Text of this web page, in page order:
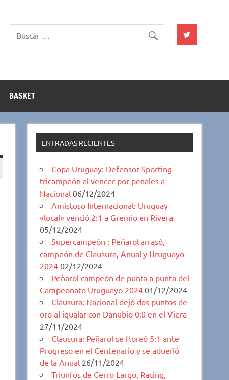
BASKET
ENTRADAS RECIENTES
Copa Uruguay: Defensor Sporting
tricampeón al vencer por penales a
Nacional 06/12/2024
Amistoso Internacional: Uruguay
«local» venció 2:1 a Gremio en Rivera
05/12/2024
Supercampeón : Peñarol arrasó,
campeón de Clausura, Anual y Uruguayo
2024 02/12/2024
Peñarol campeón de punta a punta del
Campeonato Uruguayo 2024 01/12/2024
Clausura: Nacional dejó dos puntos de
oro al igualar con Danubio 0:0 en el Viera
27/11/2024
Clausura: Peñarol se floreó 5:1 ante
Progreso en el Centenario y se adueñó
de la Anual 26/11/2024
Triunfos de Cerro Largo, Racing,